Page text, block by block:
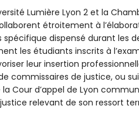
Lumière Lyon 2 et la
étroitement à
spécifique dispensé durant les
les étudiants inscrits à
leur insertion
commissaires de justice, ou
la Cour d’appel de Lyon
relevant de son ressort